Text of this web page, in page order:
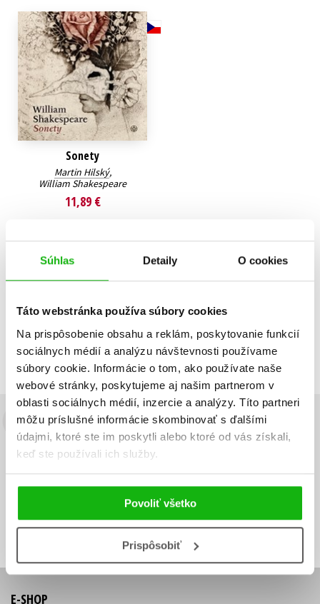
Súhlas Detaily O cookies
Táto webstránka používa súbory cookies
Na prispôsobenie obsahu a reklám, poskytovanie funkcií
sociálnych médií a analýzu návštevnosti používame
súbory cookie. Informácie o tom, ako používate naše
webové stránky, poskytujeme aj našim partnerom v
oblasti sociálnych médií, inzercie a analýzy. Títo partneri
môžu príslušné informácie skombinovať s ďalšími
údajmi, ktoré ste im poskytli alebo ktoré od vás získali,
keď ste používali ich služby.
Povoliť všetko
Prispôsobiť
Technické vedy
Učebnice
Výchova a pedagogika
Zdravie a životný štýl
Všetky tituly
Sonety
Martin Hilský,
William Shakespeare
11,89 €
Zobraz záznamov
Zobrazujem 1 až 1 z celkových 1 záznamov
Predchádzajúci 1 Ďalší
Budete to vedieť ako prvý!
Zaujíma Vás, aký knižný hit práve vychádza, na aký tovar je
výhodná zľava, aká beží súťaž o ceny?Prihláste sa k odberu našich
e-mailových noviniek!
emailová
adresa
emailová
adresa
Vaša emailová adresa Prihlásiť sa
E-SHOP